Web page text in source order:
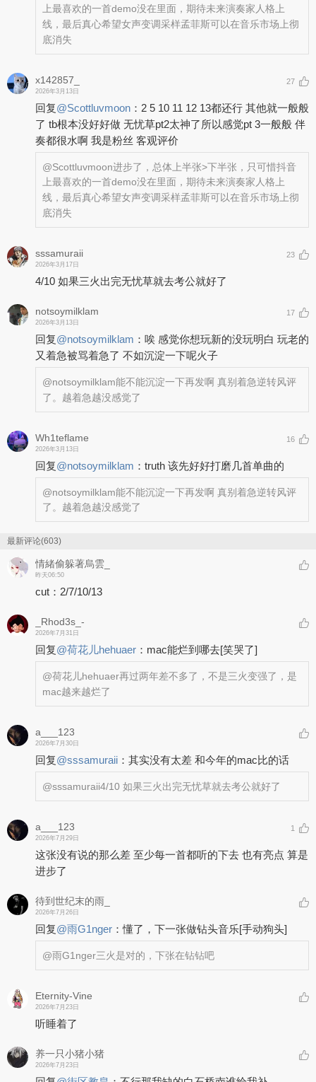
上最喜欢的一首demo没在里面，期待未来演奏家人格上
线，最后真心希望女声变调采样孟菲斯可以在音乐市场上彻
底消失
x142857_
2026年3月13日
27
回复@Scottluvmoon ： 2 5 10 11 12 13都还行 其他就一般般
了 tb根本没好好做 无忧草pt2太神了所以感觉pt 3一般般 伴
奏都很水啊 我是粉丝 客观评价
@Scottluvmoon进步了，总体上半张>下半张，只可惜抖音
上最喜欢的一首demo没在里面，期待未来演奏家人格上
线，最后真心希望女声变调采样孟菲斯可以在音乐市场上彻
底消失
sssamuraii
2026年3月17日
23
4/10 如果三火出完无忧草就去考公就好了
notsoymilklam
2026年3月13日
17
回复@notsoymilklam ： 唉 感觉你想玩新的没玩明白 玩老的
又着急被骂着急了 不如沉淀一下呢火子
@notsoymilklam能不能沉淀一下再发啊 真别着急逆转风评
了。越着急越没感觉了
Wh1teflame
2026年3月13日
16
回复@notsoymilklam ： truth 该先好好打磨几首单曲的
@notsoymilklam能不能沉淀一下再发啊 真别着急逆转风评
了。越着急越没感觉了
最新评论(603)
情緒偷躲著烏雲_
昨天06:50
cut：2/7/10/13
_Rhod3s_-
2026年7月31日
回复@荷花儿hehuaer ： mac能烂到哪去[笑哭了]
@荷花儿hehuaer再过两年差不多了，不是三火变强了，是
mac越来越烂了
a___123
2026年7月30日
回复@sssamuraii ： 其实没有太差 和今年的mac比的话
@sssamuraii4/10 如果三火出完无忧草就去考公就好了
a___123
2026年7月29日
1
这张没有说的那么差 至少每一首都听的下去 也有亮点 算是
进步了
待到世纪末的雨_
2026年7月26日
回复@雨G1nger ：懂了，下一张做钻头音乐[手动狗头]
@雨G1nger三火是对的，下张在钻钻吧
Eternity-Vine
2026年7月23日
听睡着了
养一只小猪小猪
2026年7月23日